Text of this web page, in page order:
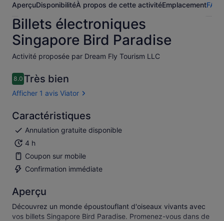
AperçuDisponibilitéÀ propos de cette activitéEmplacementFAQ
Billets électroniques
Singapore Bird Paradise
Activité proposée par Dream Fly Tourism LLC
8.08.0 sur 10
Très bien
Afficher 1 avis Viator
Caractéristiques
Annulation gratuite disponible
4 h
Coupon sur mobile
Confirmation immédiate
Aperçu
Découvrez un monde époustouflant d'oiseaux vivants avec
vos billets Singapore Bird Paradise. Promenez-vous dans de